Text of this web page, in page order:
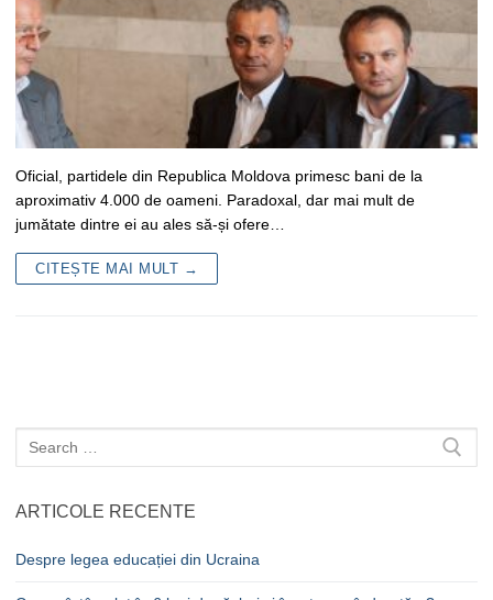
Oficial, partidele din Republica Moldova primesc bani de la
aproximativ 4.000 de oameni. Paradoxal, dar mai mult de
jumătate dintre ei au ales să-și ofere…
CITEȘTE MAI MULT →
Caută
după:
ARTICOLE RECENTE
Despre legea educației din Ucraina